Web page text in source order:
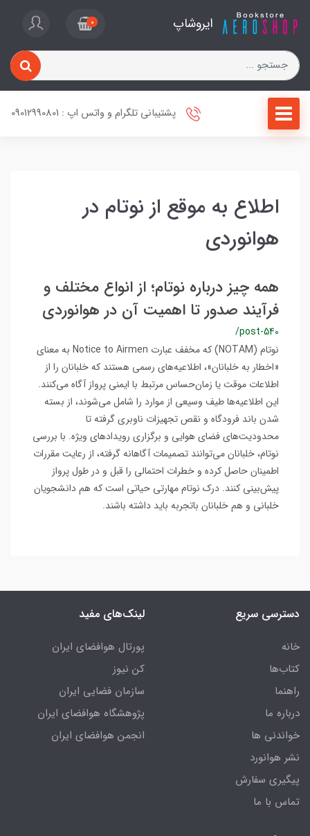
ایروشاپ 0
پشتیبانی تلگرام و واتس اپ : 09012990801
اطلاع به موقع از نوتام در
هوانوردی
همه چیز درباره نوتام؛ از انواع مختلف و
فرآیند صدور تا اهمیت آن در هوانوردی
/post-540
نوتام (NOTAM) که مخفف عبارت Notice to Airmen به معنای
«اخطار به خلبانان»،‌ اطلاعیه‌های رسمی هستند که خلبانان را از
اطلاعات موقت یا زمان‌حساس مرتبط با ایمنی پرواز آگاه می‌کنند.
این اطلاعیه‌ها طیف وسیعی از موارد را شامل می‌شوند، از بسته
شدن باند فرودگاه و نقص تجهیزات ناوبری گرفته تا
محدودیت‌های فضای هوایی و برگزاری رویدادهای ویژه. با بررسی
نوتام‌، خلبانان می‌توانند تصمیمات آگاهانه گرفته، از رعایت مقررات
اطمینان حاصل کرده و خطرات احتمالی را قبل و در طول پرواز
پیش‌بینی کنند. درک نوتام‌ مهارتی حیاتی است که هم دانشجویان
خلبانی و هم خلبانان باتجربه باید داشته باشند.
دسترسی سریع
خانه
کتاب‌ها
راهنما
درباره ما
خواندنی ها
نشر هوانورد
پیگیری سفارش
تماس با ما
لینک‌های مفید
پورتال هوافضای ایران
کن نیوز
سازمان فضایی ایران
پژوهشگاه هوافضای ایران
انجمن هوافضای ایران